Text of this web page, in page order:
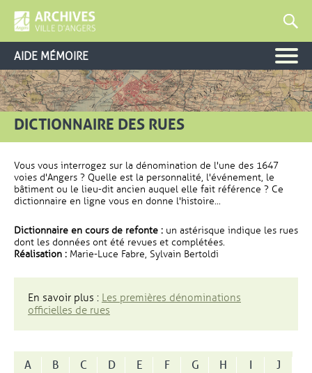
AIDE MÉMOIRE
DICTIONNAIRE DES RUES
Vous vous interrogez sur la dénomination de l'une des 1647
voies d'Angers ? Quelle est la personnalité, l'événement, le
bâtiment ou le lieu-dit ancien auquel elle fait référence ? Ce
dictionnaire en ligne vous en donne l'histoire...
Dictionnaire en cours de refonte : un astérisque indique les rues
dont les données ont été revues et complétées.
Réalisation : Marie-Luce Fabre, Sylvain Bertoldi
En savoir plus : Les premières dénominations
officielles de rues
A B C D E F G H I
J